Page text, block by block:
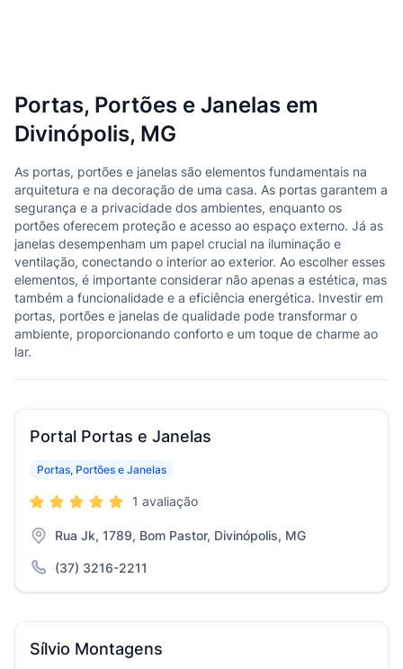
Portas, Portões e Janelas em
Divinópolis, MG
As portas, portões e janelas são elementos fundamentais na
arquitetura e na decoração de uma casa. As portas garantem a
segurança e a privacidade dos ambientes, enquanto os
portões oferecem proteção e acesso ao espaço externo. Já as
janelas desempenham um papel crucial na iluminação e
ventilação, conectando o interior ao exterior. Ao escolher esses
elementos, é importante considerar não apenas a estética, mas
também a funcionalidade e a eficiência energética. Investir em
portas, portões e janelas de qualidade pode transformar o
ambiente, proporcionando conforto e um toque de charme ao
lar.
Portal Portas e Janelas
Portas, Portões e Janelas
1 avaliação
Rua Jk, 1789, Bom Pastor, Divinópolis, MG
(37) 3216-2211
Sílvio Montagens